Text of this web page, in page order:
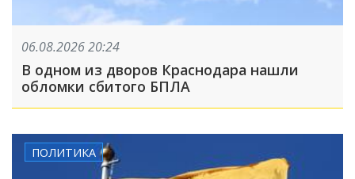
06.08.2026 20:24
В одном из дворов Краснодара нашли
обломки сбитого БПЛА
ПОЛИТИКА